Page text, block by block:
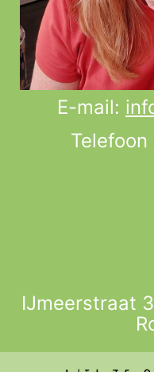
E-mail:
IJmeerstraat